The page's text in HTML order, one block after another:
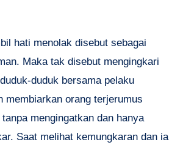
hati menolak disebut sebagai
Maka tak disebut mengingkari
duduk bersama pelaku
membiarkan orang terjerumus
mengingatkan dan hanya
Saat melihat kemungkaran dan ia